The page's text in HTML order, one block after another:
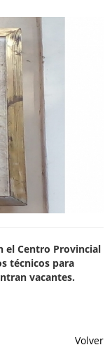
el Centro Provincial
técnicos para
vacantes.
Volver